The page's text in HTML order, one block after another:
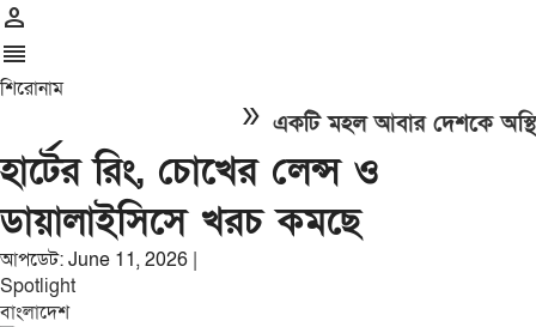
person
reorder
শিরোনাম
একটি মহল আবার দেশকে অস্থির
হার্টের রিং, চোখের লেন্স ও
ডায়ালাইসিসে খরচ কমছে
আপডেট: June 11, 2026 |
Spotlight
বাংলাদেশ